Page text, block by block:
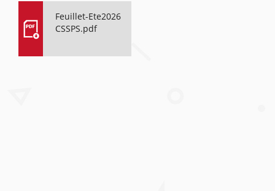
Feuillet-Ete2026
CSSPS.pdf